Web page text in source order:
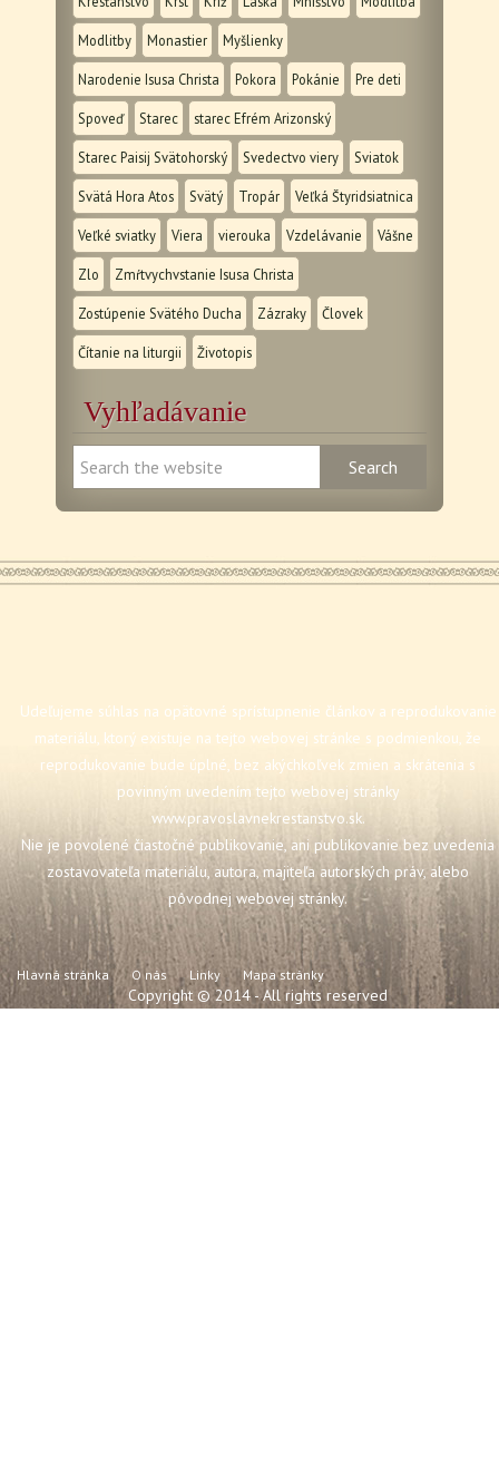
Modlitby Monastier Myšlienky
Narodenie Isusa Christa Pokora Pokánie Pre deti
Spoveď Starec starec Efrém Arizonský
Starec Paisij Svätohorský Svedectvo viery Sviatok
Svätá Hora Atos Svätý Tropár Veľká Štyridsiatnica
Veľké sviatky Viera vierouka Vzdelávanie Vášne
Zlo Zmŕtvychvstanie Isusa Christa
Zostúpenie Svätého Ducha Zázraky Človek
Čítanie na liturgii Životopis
Vyhľadávanie
Udeľujeme súhlas na opätovné sprístupnenie článkov a reprodukovanie
materiálu, ktorý existuje na tejto webovej stránke s podmienkou, že
reprodukovanie bude úplné, bez akýchkoľvek zmien a skrátenia s
povinným uvedením tejto webovej stránky
www.pravoslavnekrestanstvo.sk.
Nie je povolené čiastočné publikovanie, ani publikovanie bez uvedenia
zostavovateľa materiálu, autora, majiteľa autorských práv, alebo
pôvodnej webovej stránky.
Hlavná stránka O nás Linky Mapa stránky
Copyright © 2014 - All rights reserved